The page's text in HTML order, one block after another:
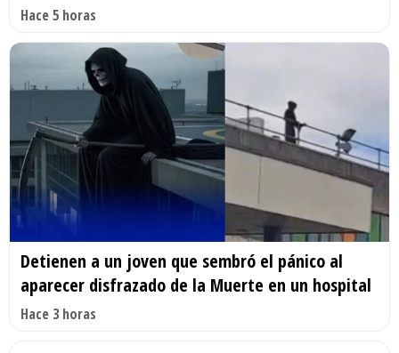
Hace 5 horas
Detienen a un joven que sembró el pánico al
aparecer disfrazado de la Muerte en un hospital
Hace 3 horas